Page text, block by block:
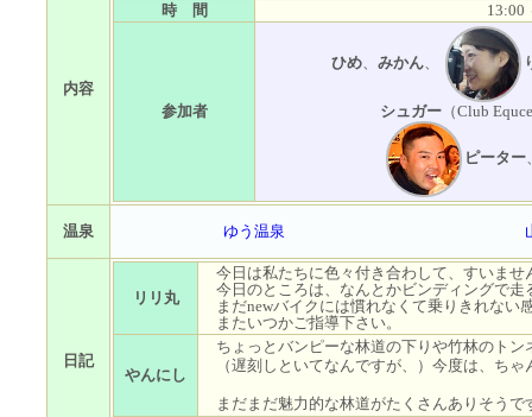
内容
時 間
13:00
参加者
ひめ、みかん、
シュガー（Club
ピーター
温泉 ゆう温泉
日記
リリ丸
今日は私たちに色々付き合わして、すいませ
今日のところは、なんとかビンディングで走
まだnewバイクには慣れなくて乗りきれない
またいつかご指導下さい。
やんにし
ちょっとバンピーな林道の下りや竹林のトン
（遅刻しといてなんですが、）今度は、ちゃ
まだまだ魅力的な林道がたくさんありそうで